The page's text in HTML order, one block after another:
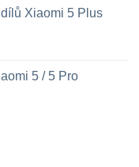
Xiaomi 5 Plus
5 / 5 Pro